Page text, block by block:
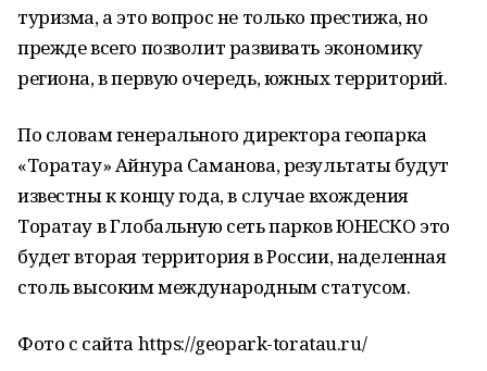
туризма, а это вопрос не только престижа, но
прежде всего позволит развивать экономику
региона, в первую очередь, южных территорий.
По словам генерального директора геопарка
«Торатау» Айнура Саманова, результаты будут
известны к концу года, в случае вхождения
Торатау в Глобальную сеть парков ЮНЕСКО это
будет вторая территория в России, наделенная
столь высоким международным статусом.
Фото с сайта https://geopark-toratau.ru/